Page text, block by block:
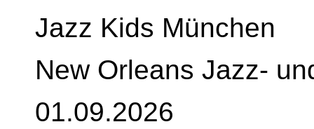
Jazz Kids München
New Orleans Jazz-
01.09.2026